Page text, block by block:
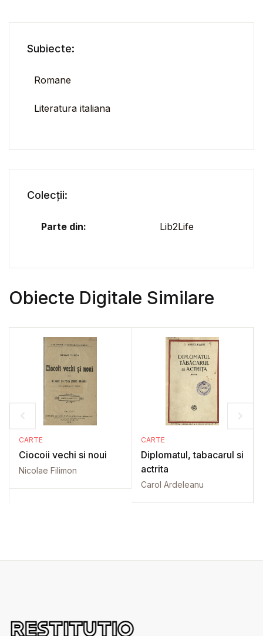
Subiecte:
Romane
Literatura italiana
Colecții:
Parte din: Lib2Life
Obiecte Digitale Similare
CARTE
Ciocoii vechi si noui
Nicolae Filimon
CARTE
Diplomatul, tabacarul si
actrita
Carol Ardeleanu